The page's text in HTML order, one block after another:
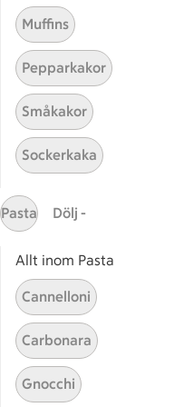
Pesto med mandel
Sidfot
Start
Få snabbt svar
Kundservice
Kontakta oss
Massa erbjudanden
Bli stammis på
ICAs inspirationsmejl
Muffins
Pepparkakor
Småkakor
Sockerkaka
Pasta Dölj -
Allt inom Pasta
Cannelloni
Carbonara
Gnocchi